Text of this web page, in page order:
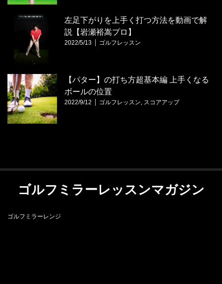
左足下がりを上手く打つ方法を動画で解
説【岩瀬裕嵩プロ】
2022/5/13 ゴルフレッスン
【パター】の打ち方超基本編 上手くなる
ボールの位置
2022/9/12 ゴルフレッスン スコアアップ
ゴルフミラーレッスンマガジン
ゴルフミラーレンジ